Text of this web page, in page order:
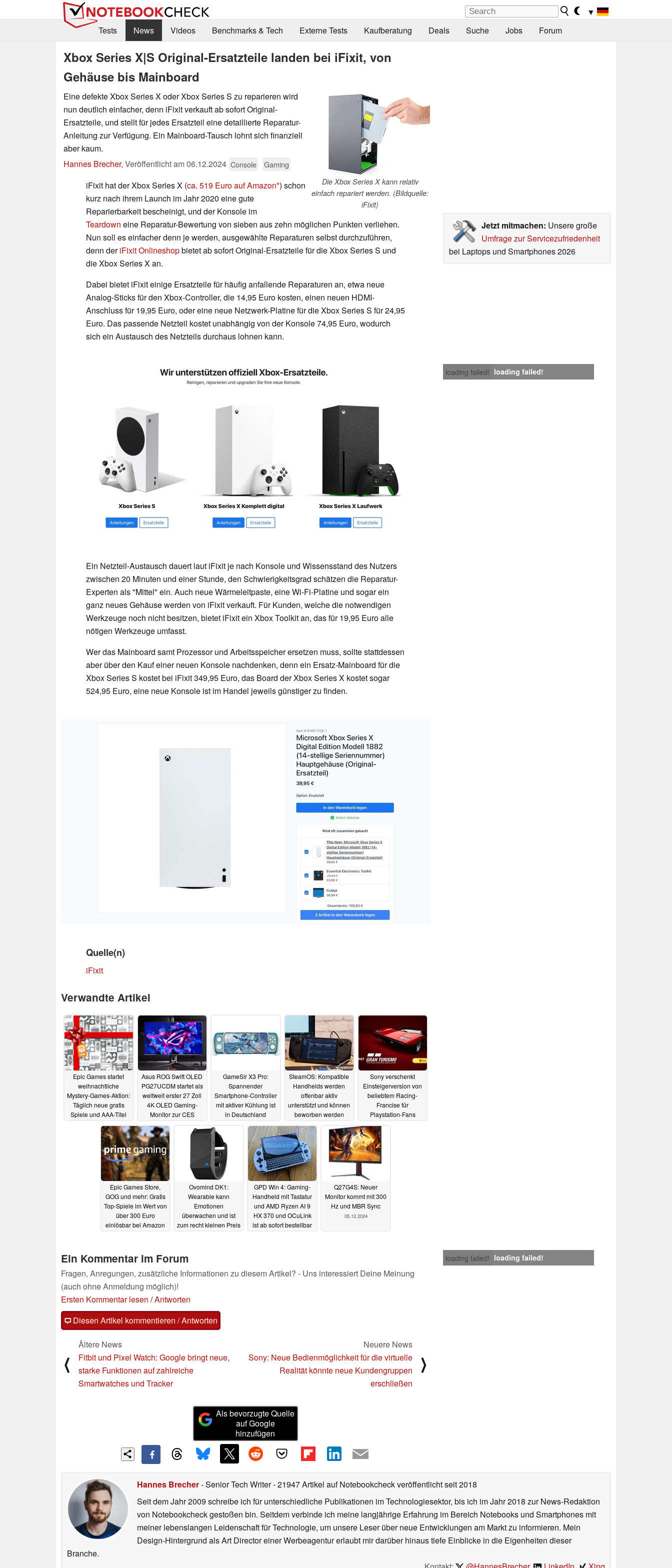
▼
Tests
News Videos Benchmarks & Tech Externe Tests Kaufberatung Deals Suche Jobs Forum
Xbox Series X|S Original-Ersatzteile landen bei iFixit, von
Gehäuse bis Mainboard
Die Xbox Series X kann relativ
einfach repariert werden. (Bildquelle:
iFixit)
Eine defekte Xbox Series X oder Xbox Series S zu reparieren wird
nun deutlich einfacher, denn iFixit verkauft ab sofort Original-
Ersatzteile, und stellt für jedes Ersatzteil eine detaillierte Reparatur-
Anleitung zur Verfügung. Ein Mainboard-Tausch lohnt sich finanziell
aber kaum.
Hannes Brecher, Veröffentlicht am06.12.2024 Console Gaming
Jetzt mitmachen: Unsere große
Umfrage zur Servicezufriedenheit
bei Laptops und Smartphones 2026
iFixit hat der Xbox Series X (ca. 519 Euro auf Amazon ) schon
kurz nach ihrem Launch im Jahr 2020 eine gute
Reparierbarkeit bescheinigt, und der Konsole im
Teardown eine Reparatur-Bewertung von sieben aus zehn möglichen Punkten verliehen.
Nun soll es einfacher denn je werden, ausgewählte Reparaturen selbst durchzuführen,
denn deriFixit Onlineshopbietet ab sofort Original-Ersatzteile für die Xbox Series S und
die Xbox Series X an.
Dabei bietet iFixit einige Ersatzteile für häufig anfallende Reparaturen an, etwa neue
Analog-Sticks für den Xbox-Controller, die 14,95 Euro kosten, einen neuen HDMI-
Anschluss für 19,95 Euro, oder eine neue Netzwerk-Platine für die Xbox Series S für 24,95
Euro. Das passende Netzteil kostet unabhängig von der Konsole 74,95 Euro, wodurch
sich ein Austausch des Netzteils durchaus lohnen kann.
loading failed! loading failed!
Ein Netzteil-Austausch dauert laut iFixit je nach Konsole und Wissensstand des Nutzers
zwischen 20 Minuten und einer Stunde, den Schwierigkeitsgrad schätzen die Reparatur-
Experten als "Mittel" ein. Auch neue Wärmeleitpaste, eine Wi-Fi-Platine und sogar ein
ganz neues Gehäuse werden von iFixit verkauft. Für Kunden, welche die notwendigen
Werkzeuge noch nicht besitzen, bietet iFixit ein Xbox Toolkit an, das für 19,95 Euro alle
nötigen Werkzeuge umfasst.
Wer das Mainboard samt Prozessor und Arbeitsspeicher ersetzen muss, sollte stattdessen
aber über den Kauf einer neuen Konsole nachdenken, denn ein Ersatz-Mainboard für die
Xbox Series S kostet bei iFixit 349,95 Euro, das Board der Xbox Series X kostet sogar
524,95 Euro, eine neue Konsole ist im Handel jeweils günstiger zu finden.
Quelle(n)
iFixit
Verwandte Artikel
Epic Games startet
weihnachtliche
Mystery-Games-Aktion:
Täglich neue gratis
Spiele und AAA-Titel
06.12.2024
Asus ROG Swift OLED
PG27UCDM startet als
weltweit erster 27 Zoll
4K OLED Gaming-
Monitor zur CES
06.12.2024
GameSir X3 Pro:
Spannender
Smartphone-Controller
mit aktiver Kühlung ist
in Deutschland
05.12.2024
SteamOS: Kompatible
Handhelds werden
offenbar aktiv
unterstützt und können
beworben werden
05.12.2024
Sony verschenkt
Einsteigerversion von
beliebtem Racing-
Francise für
Playstation-Fans
05.12.2024
Epic Games Store,
GOG und mehr: Gratis
Top-Spiele im Wert von
über 300 Euro
einlösbar bei Amazon
Ovomind DK1:
Wearable kann
Emotionen
überwachen und ist
zum recht kleinen Preis
GPD Win 4: Gaming-
Handheld mit Tastatur
und AMD Ryzen AI 9
HX 370 und OCuLink
ist ab sofort bestellbar
Q27G4S: Neuer
Monitor kommt mit 300
Hz und MBR Sync
05.12.2024
loading failed! loading failed!
Ein Kommentar im Forum
Fragen, Anregungen, zusätzliche Informationen zu diesem Artikel? - Uns interessiert Deine Meinung
(auch ohne Anmeldung möglich)!
Ersten Kommentar lesen /Antworten
Diesen Artikel kommentieren / Antworten
⟨
Ältere News
Fitbit und Pixel Watch: Google bringt neue,
starke Funktionen auf zahlreiche
Smartwatches und Tracker
Neuere News
Sony: Neue Bedienmöglichkeit für die virtuelle
Realität könnte neue Kundengruppen
erschließen
⟩
Als bevorzugte Quelle
auf Google
hinzufügen
Hannes Brecher- Senior Tech Writer- 21947 Artikel auf Notebookcheck veröffentlichtseit 2018
Seit dem Jahr 2009 schreibe ich für unterschiedliche Publikationen im Technologiesektor, bis ich im Jahr 2018 zur News-Redaktion
von Notebookcheck gestoßen bin. Seitdem verbinde ich meine langjährige Erfahrung im Bereich Notebooks und Smartphones mit
meiner lebenslangen Leidenschaft für Technologie, um unsere Leser über neue Entwicklungen am Markt zu informieren. Mein
Design-Hintergrund als Art Director einer Werbeagentur erlaubt mir darüber hinaus tiefe Einblicke in die Eigenheiten dieser
Branche.